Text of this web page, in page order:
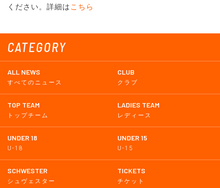
CATEGORY
ALL NEWS
すべてのニュース
CLUB
クラブ
TOP TEAM
トップチーム
LADIES TEAM
レディース
UNDER 18
U-18
UNDER 15
U-15
SCHWESTER
シュヴェスター
TICKETS
チケット
ください。詳細は こちら